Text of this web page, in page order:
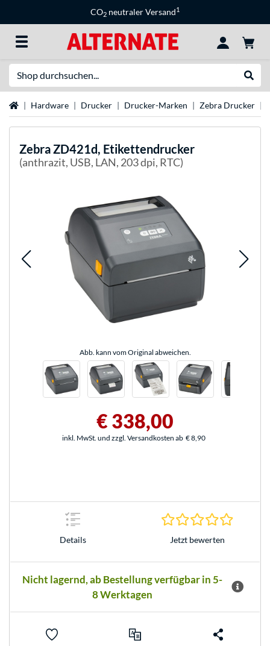
CO2 neutraler Versand1
StartseiteHardware Drucker Drucker-Marken Zebra Drucker
ZebraZD421d, Etikettendrucker
(anthrazit, USB, LAN, 203 dpi, RTC)
Abb. kann vom Original abweichen.
€ 338,00
inkl. MwSt. und zzgl. Versandkosten ab € 8,90
Details Jetzt bewerten
Nicht lagernd, ab Bestellung verfügbar in 5-
8 Werktagen